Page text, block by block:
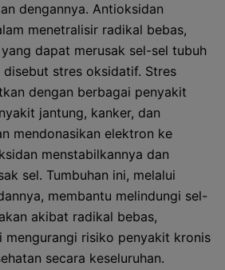
dengannya. Antioksidan
menetralisir radikal bebas,
dapat merusak sel-sel tubuh
disebut stres oksidatif. Stres
dengan berbagai penyakit
jantung, kanker, dan
mendonasikan elektron ke
menstabilkannya dan
sel. Tumbuhan ini, melalui
membantu melindungi sel-
akibat radikal bebas,
mengurangi risiko penyakit kronis
secara keseluruhan.